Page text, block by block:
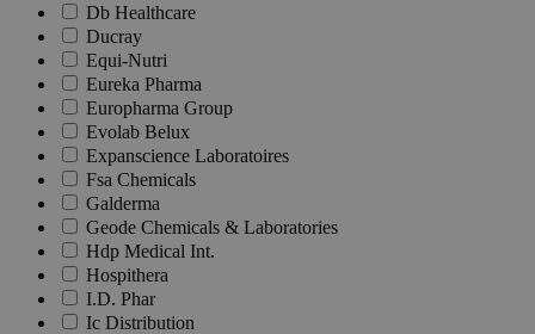
Db Healthcare
Ducray
Equi-Nutri
Eureka Pharma
Europharma Group
Evolab Belux
Expanscience Laboratoires
Fsa Chemicals
Galderma
Geode Chemicals & Laboratories
Hdp Medical Int.
Hospithera
I.D. Phar
Ic Distribution